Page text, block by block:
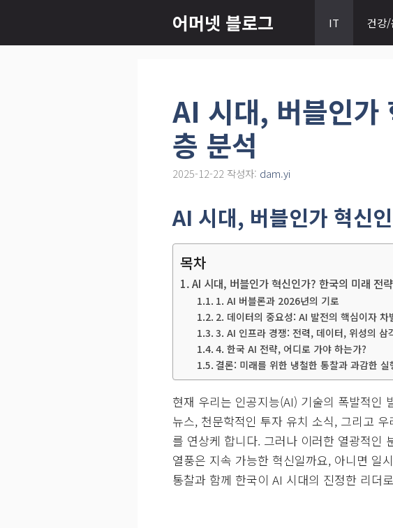
츠
어머넷 블로그 IT 건강/
AI 시대, 버블인가
층 분석
2025-12-22 작성자: dam.yi
AI 시대, 버블인가 혁신
목차
AI 시대, 버블인가 혁신인가? 한국의 미래 전
1. AI 버블론과 2026년의 기로
2. 데이터의 중요성: AI 발전의 핵심이자 차
3. AI 인프라 경쟁: 전력, 데이터, 위성의 삼
4. 한국 AI 전략, 어디로 가야 하는가?
결론: 미래를 위한 냉철한 통찰과 과감한 실
현재 우리는 인공지능(AI) 기술의 폭발적인
뉴스, 천문학적인 투자 유치 소식, 그리고
를 연상케 합니다. 그러나 이러한 열광적인
열풍은 지속 가능한 혁신일까요, 아니면 일
통찰과 함께 한국이 AI 시대의 진정한 리더